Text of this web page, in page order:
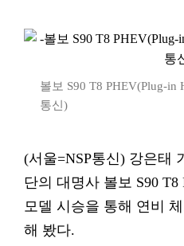
볼보 S90 T8 PHEV(Plug-in
통신)
(서울=NSP통신) 강은태
단의 대명사 볼보 S90
모델 시승을 통해 연비
해 봤다.